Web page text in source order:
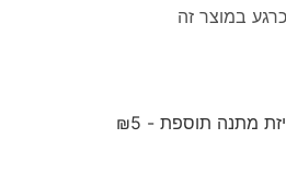
במוצר זה
מתנה תוספת - ₪5